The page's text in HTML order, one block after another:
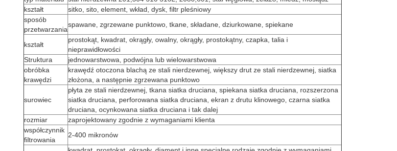
kształt
sitko, sito, element, wkład, dysk, filtr pleśniowy
sposób
przetwarzania
spawane, zgrzewane punktowo, tkane, składane, dziurkowane, spiekane
kształt
prostokąt, kwadrat, okrągły, owalny, okrągły, prostokątny, czapka, talia i
nieprawidłowości
Struktura
jednowarstwowa, podwójna lub wielowarstwowa
obróbka
krawędzi
krawędź otoczona blachą ze stali nierdzewnej, większy drut ze stali nierdzewnej, siatka
złożona, a następnie zgrzewana punktowo
surowiec
płyta ze stali nierdzewnej, tkana siatka druciana, spiekana siatka druciana, rozszerzona
siatka druciana, perforowana siatka druciana, ekran z drutu klinowego, czarna siatka
druciana, ocynkowana siatka druciana i tak dalej
rozmiar
zaprojektowany zgodnie z wymaganiami klienta
współczynnik
filtrowania
2-400 mikronów